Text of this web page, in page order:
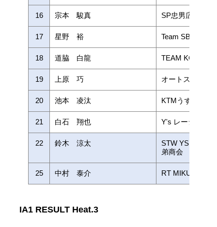
16 宗本 駿真 SP忠男広島
17 星野 裕 Team SBE
18 道脇 白龍 TEAM
19 上原 巧 オートスポーツ
20 池本 凌汰 KTMうずしおレ
21 白石 翔也 Y's レーシング
22 鈴木 涼太
STW YSP浜北
弟商会
25 中村 泰介 RT MIKURA
IA1 RESULT Heat.3